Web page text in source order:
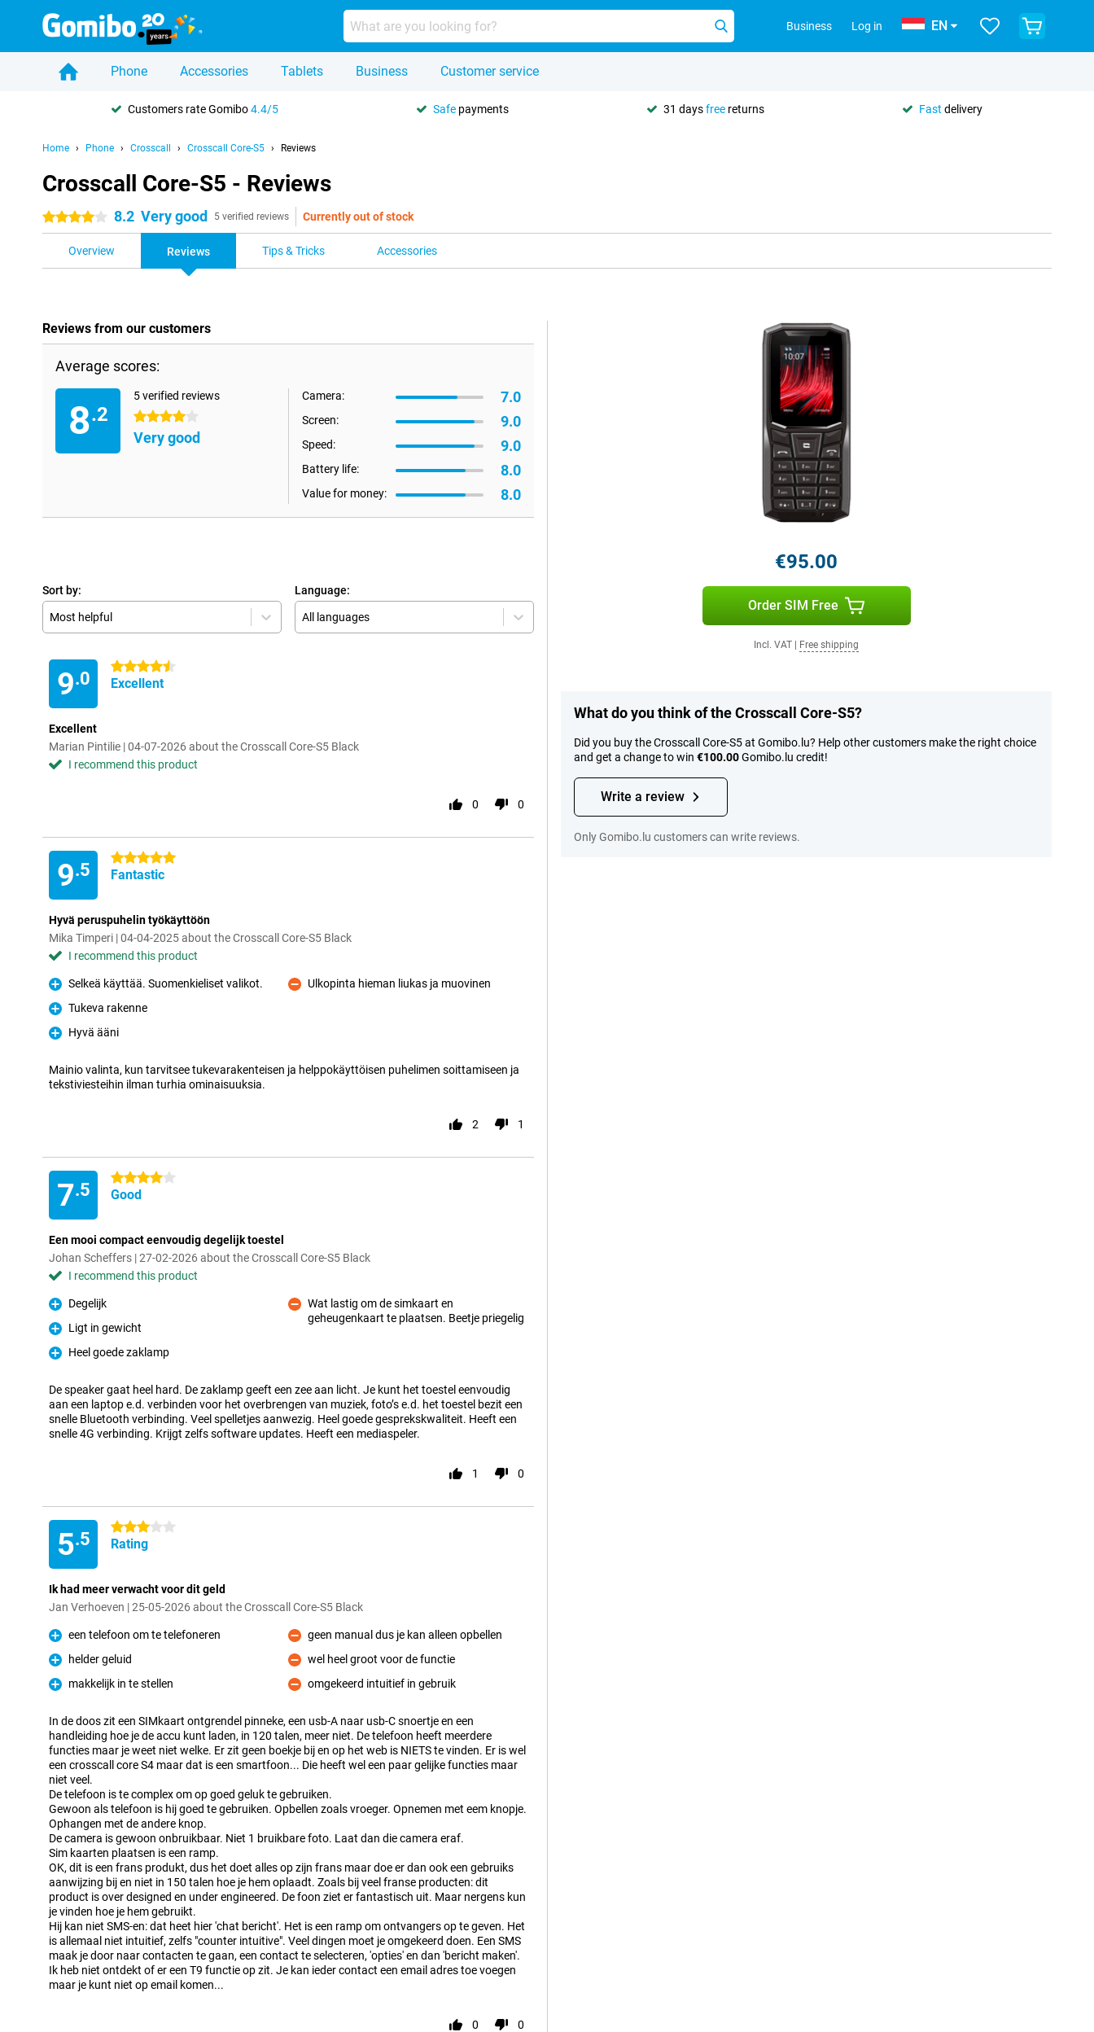
Business Log in EN
Phone Accessories Tablets Business Customer service
Customers rate Gomibo4.4/5 Safe payments 31 daysfree returns Fast delivery
Home Phone Crosscall Crosscall Core-S5 Reviews
Crosscall Core-S5 - Reviews
4 stars 8.2 Very good 5 verified reviews Currently out of stock
Overview Reviews Tips & Tricks Accessories
Reviews from our customers
Average scores:
8.2
5 verified reviews
4 stars
Very good
Camera: 7.0
Screen: 9.0
Speed: 9.0
Battery life: 8.0
Value for money: 8.0
Sort by:
Most helpful
Language:
All languages
9.0
4.5 stars
Excellent
Excellent
Marian Pintilie | 04-07-2026 about the Crosscall Core-S5 Black
I recommend this product
0 0
9.5
5 stars
Fantastic
Hyvä peruspuhelin työkäyttöön
Mika Timperi | 04-04-2025 about the Crosscall Core-S5 Black
I recommend this product
Pro
Selkeä käyttää. Suomenkieliset valikot.
Pro
Tukeva rakenne
Pro
Hyvä ääni
Con
Ulkopinta hieman liukas ja muovinen
Mainio valinta, kun tarvitsee tukevarakenteisen ja helppokäyttöisen puhelimen soittamiseen ja
tekstiviesteihin ilman turhia ominaisuuksia.
2 1
7.5
4 stars
Good
Een mooi compact eenvoudig degelijk toestel
Johan Scheffers | 27-02-2026 about the Crosscall Core-S5 Black
I recommend this product
Pro
Degelijk
Pro
Ligt in gewicht
Pro
Heel goede zaklamp
Con
Wat lastig om de simkaart en
geheugenkaart te plaatsen. Beetje priegelig
De speaker gaat heel hard. De zaklamp geeft een zee aan licht. Je kunt het toestel eenvoudig
aan een laptop e.d. verbinden voor het overbrengen van muziek, foto’s e.d. het toestel bezit een
snelle Bluetooth verbinding. Veel spelletjes aanwezig. Heel goede gesprekskwaliteit. Heeft een
snelle 4G verbinding. Krijgt zelfs software updates. Heeft een mediaspeler.
1 0
5.5
3 stars
Rating
Ik had meer verwacht voor dit geld
Jan Verhoeven | 25-05-2026 about the Crosscall Core-S5 Black
Pro
een telefoon om te telefoneren
Pro
helder geluid
Pro
makkelijk in te stellen
Con
geen manual dus je kan alleen opbellen
Con
wel heel groot voor de functie
Con
omgekeerd intuitief in gebruik
In de doos zit een SIMkaart ontgrendel pinneke, een usb-A naar usb-C snoertje en een
handleiding hoe je de accu kunt laden, in 120 talen, meer niet. De telefoon heeft meerdere
functies maar je weet niet welke. Er zit geen boekje bij en op het web is NIETS te vinden. Er is wel
een crosscall core S4 maar dat is een smartfoon... Die heeft wel een paar gelijke functies maar
niet veel.
De telefoon is te complex om op goed geluk te gebruiken.
Gewoon als telefoon is hij goed te gebruiken. Opbellen zoals vroeger. Opnemen met eem knopje.
Ophangen met de andere knop.
De camera is gewoon onbruikbaar. Niet 1 bruikbare foto. Laat dan die camera eraf.
Sim kaarten plaatsen is een ramp.
OK, dit is een frans produkt, dus het doet alles op zijn frans maar doe er dan ook een gebruiks
aanwijzing bij en niet in 150 talen hoe je hem oplaadt. Zoals bij veel franse producten: dit
product is over designed en under engineered. De foon ziet er fantastisch uit. Maar nergens kun
je vinden hoe je hem gebruikt.
Hij kan niet SMS-en: dat heet hier 'chat bericht'. Het is een ramp om ontvangers op te geven. Het
is allemaal niet intuitief, zelfs "counter intuitive". Veel dingen moet je omgekeerd doen. Een SMS
maak je door naar contacten te gaan, een contact te selecteren, 'opties' en dan 'bericht maken'.
Ik heb niet ontdekt of er een T9 functie op zit. Je kan ieder contact een email adres toe voegen
maar je kunt niet op email komen...
0 0
€95.00
Order SIM Free
Incl. VAT Free shipping
What do you think of the Crosscall Core-S5?
Did you buy the Crosscall Core-S5 at Gomibo.lu? Help other customers make the right choice
and get a change to win €100.00Gomibo.lu credit!
Write a review
Only Gomibo.lu customers can write reviews.